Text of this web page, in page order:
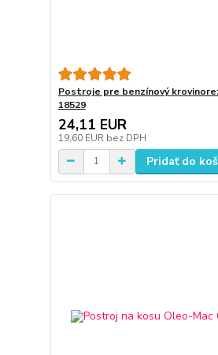
Postroje pre benzínový
18529
24,11 EUR
19,60 EUR bez DPH
Pridať do